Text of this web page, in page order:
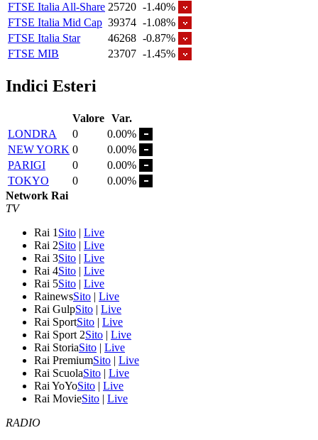
FTSE Italia All-Share 25720 -1.40%
FTSE Italia Mid Cap 39374 -1.08%
FTSE Italia Star
46268 -0.87%
FTSE MIB
23707 -1.45%
Indici Esteri
Valore Var.
LONDRA
0
0.00%
NEW YORK 0
0.00%
PARIGI
0
0.00%
TOKYO
0
0.00%
Network Rai
TV
Rai 1 Sito | Live
Rai 2Sito | Live
Rai 3Sito | Live
Rai 4Sito | Live
Rai 5Sito | Live
RainewsSito | Live
Rai GulpSito | Live
Rai SportSito | Live
Rai Sport 2Sito | Live
Rai StoriaSito | Live
Rai PremiumSito | Live
Rai ScuolaSito | Live
Rai YoYoSito | Live
Rai MovieSito | Live
RADIO